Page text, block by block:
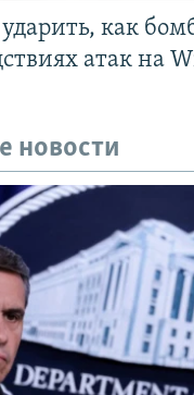
как
атак на
новости